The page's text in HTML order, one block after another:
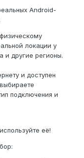
Android-
локации у
и другие регионы.
и доступен
подключения и
её!